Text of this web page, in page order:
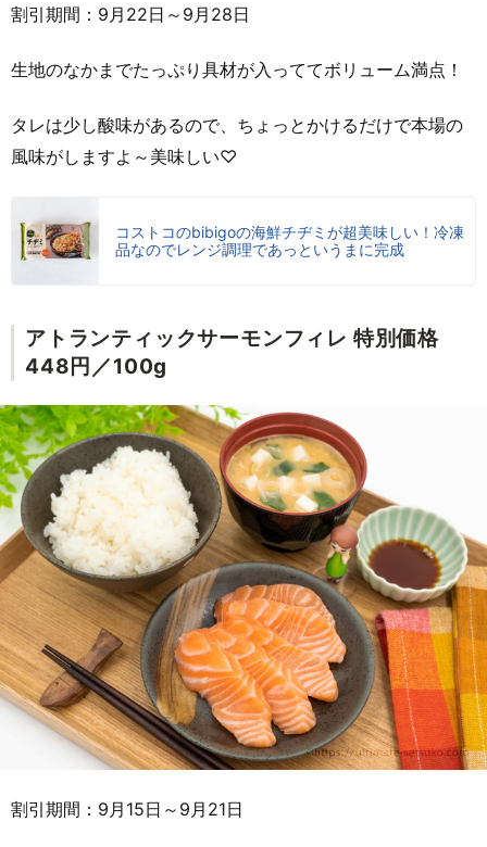
割引期間：9月22日～9月28日
生地のなかまでたっぷり具材が入っててボリューム満点！
タレは少し酸味があるので、ちょっとかけるだけで本場の
風味がしますよ～美味しい♡
コストコのbibigoの海鮮チヂミが超美味しい！冷凍
品なのでレンジ調理であっというまに完成
アトランティックサーモンフィレ 特別価格
448円／100g
割引期間：9月15日～9月21日